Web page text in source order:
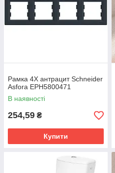
Рамка 4Х антрацит Schneider
Asfora EPH5800471
В наявності
254,59 ₴
Купити